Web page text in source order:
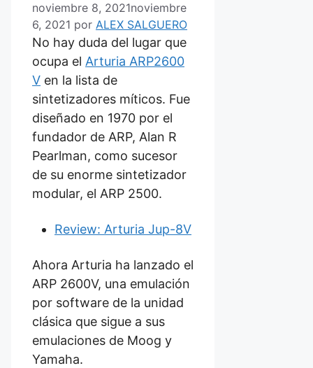
noviembre 8, 2021noviembre
6, 2021 por ALEX SALGUERO
No hay duda del lugar que
ocupa el Arturia ARP2600
V en la lista de
sintetizadores míticos. Fue
diseñado en 1970 por el
fundador de ARP, Alan R
Pearlman, como sucesor
de su enorme sintetizador
modular, el ARP 2500.
Review: Arturia Jup-8V
Ahora Arturia ha lanzado el
ARP 2600V, una emulación
por software de la unidad
clásica que sigue a sus
emulaciones de Moog y
Yamaha.